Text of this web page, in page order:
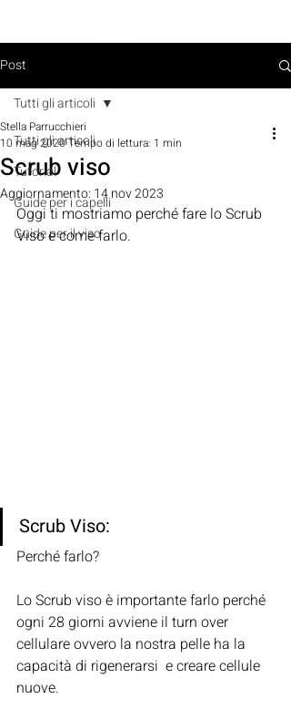
Post
Tutti gli articoli
Tutorial
Guide per i capelli
Guide per il viso
Tutti gli articoli
Scrub viso
Stella Parrucchieri
10 mag 2020 Tempo di lettura: 1 min
Aggiornamento: 14 nov 2023
Oggi ti mostriamo perché fare lo Scrub
Viso e come farlo.
Scrub Viso:
Perché farlo?
Lo Scrub viso è importante farlo perché
ogni 28 giorni avviene il turn over
cellulare ovvero la nostra pelle ha la
capacità di rigenerarsi  e creare cellule
nuove.